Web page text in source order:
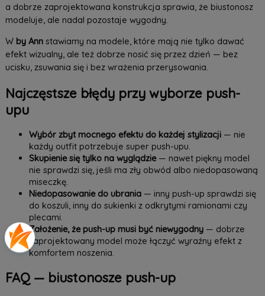
a dobrze zaprojektowana konstrukcja sprawia, że biustonosz
modeluje, ale nadal pozostaje wygodny.
W by Annstawiamy na modele, które mają nie tylko dawać
efekt wizualny, ale też dobrze nosić się przez dzień — bez
ucisku, zsuwania się i bez wrażenia przerysowania.
Najczęstsze błędy przy wyborze push-
upu
Wybór zbyt mocnego efektu do każdej stylizacji— nie
każdy outfit potrzebuje super push-upu.
Skupienie się tylko na wyglądzie— nawet piękny model
nie sprawdzi się, jeśli ma zły obwód albo niedopasowaną
miseczkę.
Niedopasowanie do ubrania— inny push-up sprawdzi się
do koszuli, inny do sukienki z odkrytymi ramionami czy
plecami.
Założenie, że push-up musi być niewygodny— dobrze
zaprojektowany model może łączyć wyraźny efekt z
komfortem noszenia.
FAQ — biustonosze push-up